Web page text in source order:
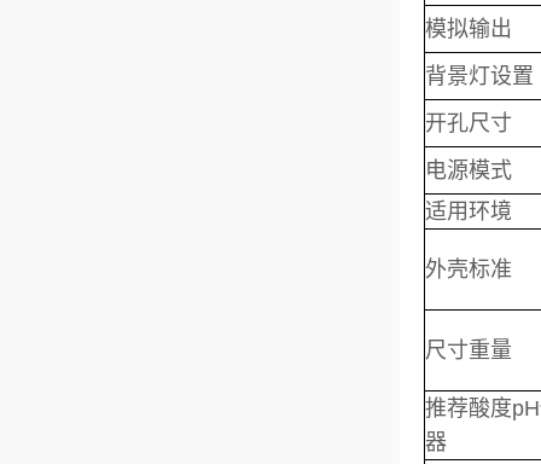
模拟输出
背景灯设置
开孔尺寸
电源模式
适用环境
外壳标准
尺寸重量
推荐酸度
器